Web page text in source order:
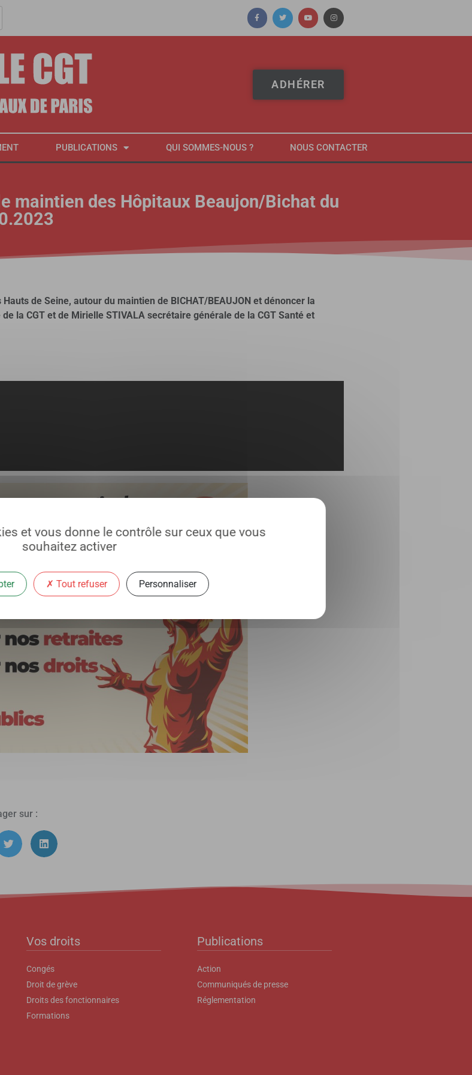
ADHÉRER
PUBLICATIONS QUI SOMMES-NOUS ? NOUS CONTACTER
maintien des Hôpitaux Beaujon/Bichat du
de Seine, autour du maintien de BICHAT/BEAUJON et dénoncer la
la CGT et de Mirielle STIVALA secrétaire générale de la CGT Santé et
sur :
Vos droits
Congés
Droit de grève
Droits des fonctionnaires
Formations
Publications
Action
Communiqués de presse
Réglementation
et vous donne le contrôle sur ceux que vous
souhaitez activer
Tout refuser Personnaliser